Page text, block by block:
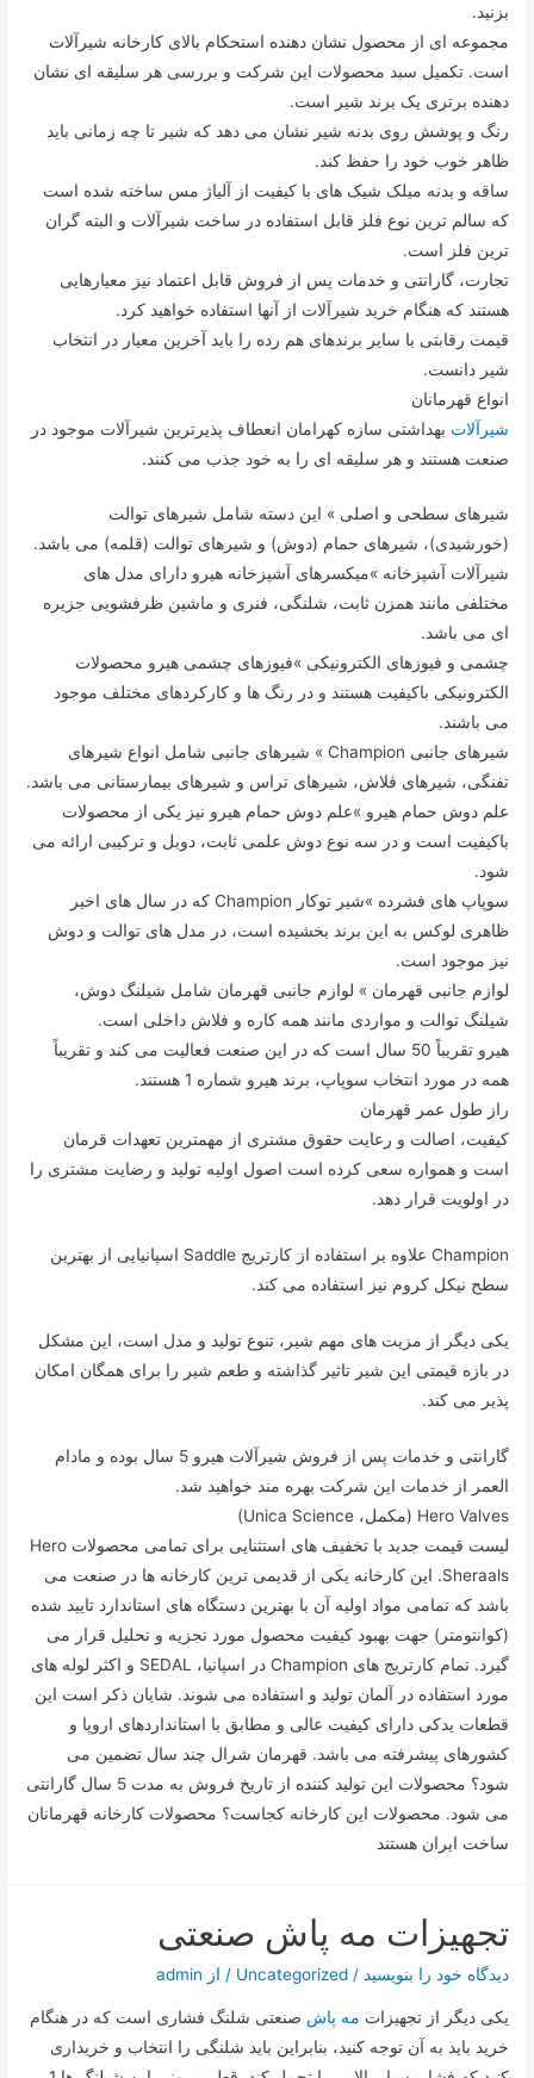
بزنید.
مجموعه ای از محصول نشان دهنده استحکام بالای کارخانه شیرآلات
است. تکمیل سبد محصولات این شرکت و بررسی هر سلیقه ای نشان
دهنده برتری یک برند شیر است.
رنگ و پوشش روی بدنه شیر نشان می دهد که شیر تا چه زمانی باید
ظاهر خوب خود را حفظ کند.
ساقه و بدنه میلک شیک های با کیفیت از آلیاژ مس ساخته شده است
که سالم ترین نوع فلز قابل استفاده در ساخت شیرآلات و البته گران
ترین فلز است.
تجارت، گارانتی و خدمات پس از فروش قابل اعتماد نیز معیارهایی
هستند که هنگام خرید شیرآلات از آنها استفاده خواهید کرد.
قیمت رقابتی با سایر برندهای هم رده را باید آخرین معیار در انتخاب
شیر دانست.
انواع قهرمانان
شیرآلات بهداشتی سازه کهرامان انعطاف پذیرترین شیرآلات موجود در
صنعت هستند و هر سلیقه ای را به خود جذب می کنند.
شیرهای سطحی و اصلی » این دسته شامل شیرهای توالت
(خورشیدی)، شیرهای حمام (دوش) و شیرهای توالت (قلمه) می باشد.
شیرآلات آشپزخانه »میکسرهای آشپزخانه هیرو دارای مدل های
مختلفی مانند همزن ثابت، شلنگی، فنری و ماشین ظرفشویی جزیره
ای می باشد.
چشمی و فیوزهای الکترونیکی »فیوزهای چشمی هیرو محصولات
الکترونیکی باکیفیت هستند و در رنگ ها و کارکردهای مختلف موجود
می باشند.
شیرهای جانبی Champion » شیرهای جانبی شامل انواع شیرهای
تفنگی، شیرهای فلاش، شیرهای تراس و شیرهای بیمارستانی می باشد.
علم دوش حمام هیرو »علم دوش حمام هیرو نیز یکی از محصولات
باکیفیت است و در سه نوع دوش علمی ثابت، دوبل و ترکیبی ارائه می
شود.
سوپاپ های فشرده »شیر توکار Champion که در سال های اخیر
ظاهری لوکس به این برند بخشیده است، در مدل های توالت و دوش
نیز موجود است.
لوازم جانبی قهرمان » لوازم جانبی قهرمان شامل شیلنگ دوش،
شیلنگ توالت و مواردی مانند همه کاره و فلاش داخلی است.
هیرو تقریباً 50 سال است که در این صنعت فعالیت می کند و تقریباً
همه در مورد انتخاب سوپاپ، برند هیرو شماره 1 هستند.
راز طول عمر قهرمان
کیفیت، اصالت و رعایت حقوق مشتری از مهمترین تعهدات قرمان
است و همواره سعی کرده است اصول اولیه تولید و رضایت مشتری را
در اولویت قرار دهد.
Champion علاوه بر استفاده از کارتریج Saddle اسپانیایی از بهترین
سطح نیکل کروم نیز استفاده می کند.
یکی دیگر از مزیت های مهم شیر، تنوع تولید و مدل است، این مشکل
در بازه قیمتی این شیر تاثیر گذاشته و طعم شیر را برای همگان امکان
پذیر می کند.
گارانتی و خدمات پس از فروش شیرآلات هیرو 5 سال بوده و مادام
العمر از خدمات این شرکت بهره مند خواهید شد.
Hero Valves (مکمل، Unica Science)
لیست قیمت جدید با تخفیف های استثنایی برای تمامی محصولات Hero
Sheraals. این کارخانه یکی از قدیمی ترین کارخانه ها در صنعت می
باشد که تمامی مواد اولیه آن با بهترین دستگاه های استاندارد تایید شده
(کوانتومتر) جهت بهبود کیفیت محصول مورد تجزیه و تحلیل قرار می
گیرد. تمام کارتریج های Champion در اسپانیا، SEDAL و اکثر لوله های
مورد استفاده در آلمان تولید و استفاده می شوند. شایان ذکر است این
قطعات یدکی دارای کیفیت عالی و مطابق با استانداردهای اروپا و
کشورهای پیشرفته می باشد. قهرمان شرال چند سال تضمین می
شود؟ محصولات این تولید کننده از تاریخ فروش به مدت 5 سال گارانتی
می شود. محصولات این کارخانه کجاست؟ محصولات کارخانه قهرمانان
ساخت ایران هستند
تجهیزات مه پاش صنعتی
دیدگاه‌ خود را بنویسید /
Uncategorized / از admin
یکی دیگر از تجهیزات مه پاش صنعتی شلنگ فشاری است که در هنگام
خرید باید به آن توجه کنید، بنابراین باید شلنگی را انتخاب و خریداری